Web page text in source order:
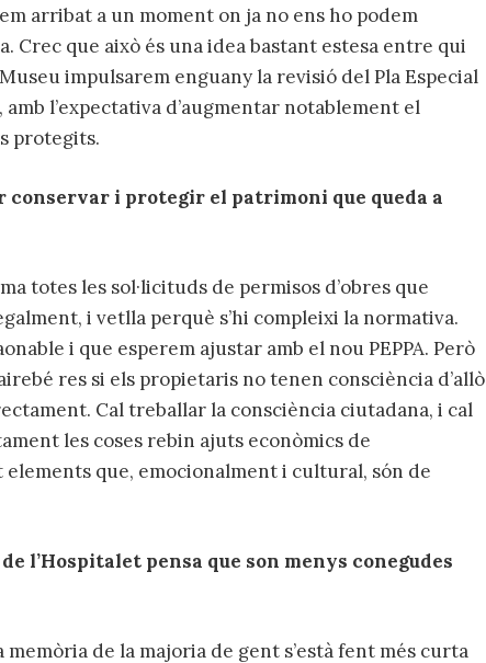
arribat a un moment on ja no ens ho podem
Crec que això és una idea bastant estesa entre qui
impulsarem enguany la revisió del Pla Especial
l’expectativa d’augmentar notablement el
protegits.
conservar i protegir el patrimoni que queda a
totes les sol·licituds de permisos d’obres que
i vetlla perquè s’hi compleixi la normativa.
i que esperem ajustar amb el nou PEPPA. Però
res si els propietaris no tenen consciència d’allò
Cal treballar la consciència ciutadana, i cal
les coses rebin ajuts econòmics de
que, emocionalment i cultural, són de
l’Hospitalet pensa que son menys conegudes
memòria de la majoria de gent s’està fent més curta